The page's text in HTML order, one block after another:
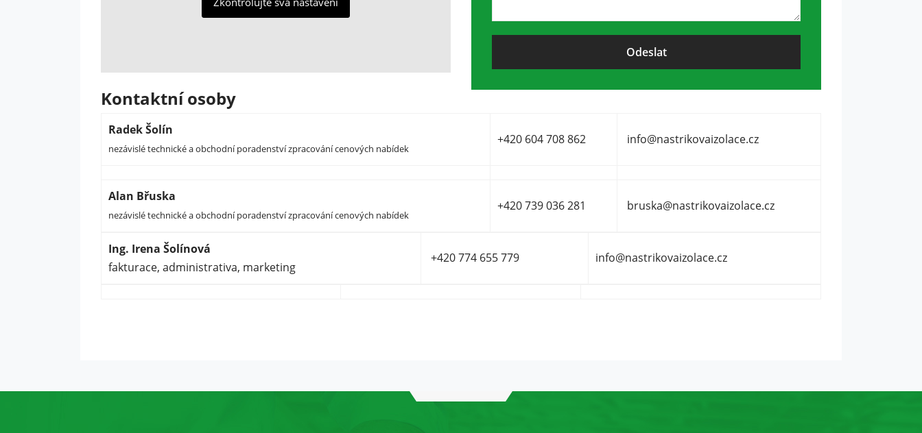
Kontaktní osoby
Radek Šolín
nezávislé technické a obchodní poradenství zpracování cenových nabídek
+420 604 708 862 info@nastrikovaizolace.cz
Alan Břuska
nezávislé technické a obchodní poradenství zpracování cenových nabídek
+420 739 036 281 bruska@nastrikovaizolace.cz
Ing. Irena Šolínová
fakturace, administrativa, marketing
+420 774 655 779 info@nastrikovaizolace.cz
strukturu
webu na
používán.
Experience
fungovaly při
cookies
zájmů a chování